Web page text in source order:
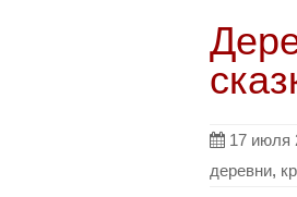
17 июля
деревни,